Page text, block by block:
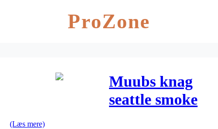
ProZone
Muubs knag
seattle smoke
(Læs mere)